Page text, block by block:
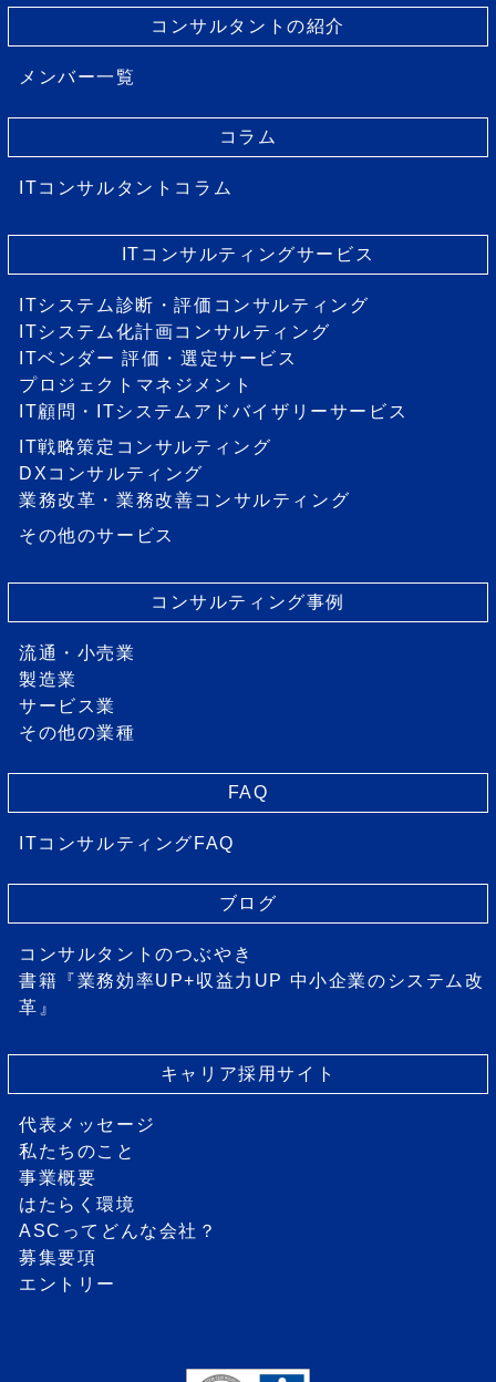
コンサルタントの紹介
メンバー一覧
コラム
ITコンサルタントコラム
ITコンサルティングサービス
ITシステム診断・評価コンサルティング
ITシステム化計画コンサルティング
ITベンダー 評価・選定サービス
プロジェクトマネジメント
IT顧問・ITシステムアドバイザリーサービス
IT戦略策定コンサルティング
DXコンサルティング
業務改革・業務改善コンサルティング
その他のサービス
コンサルティング事例
流通・小売業
製造業
サービス業
その他の業種
FAQ
ITコンサルティングFAQ
ブログ
コンサルタントのつぶやき
書籍『業務効率UP+収益力UP 中小企業のシステム改
革』
キャリア採用サイト
代表メッセージ
私たちのこと
事業概要
はたらく環境
ASCってどんな会社？
募集要項
エントリー